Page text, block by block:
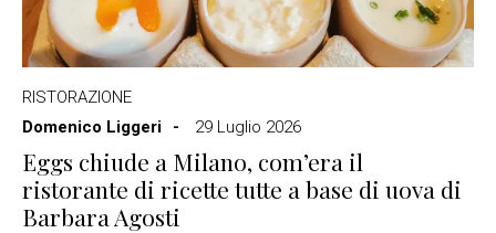
RISTORAZIONE
Domenico Liggeri
29 Luglio 2026
Eggs chiude a Milano, com’era il
ristorante di ricette tutte a base di uova di
Barbara Agosti